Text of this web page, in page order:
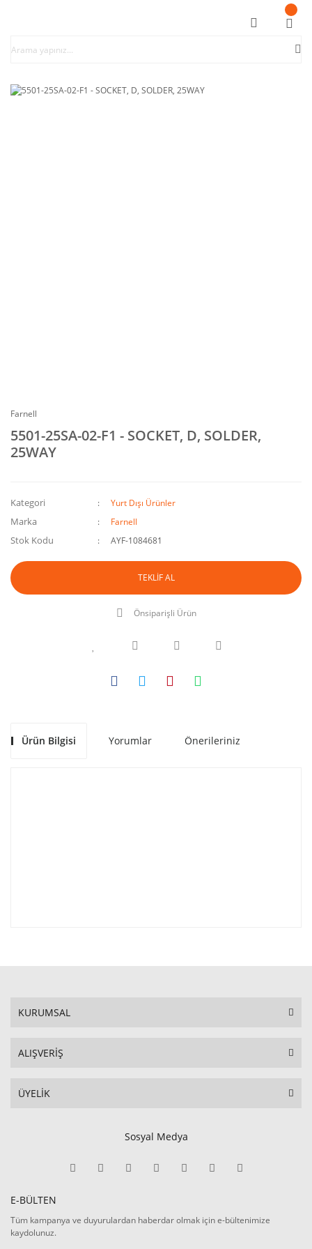
Farnell
5501-25SA-02-F1 - SOCKET, D, SOLDER,
25WAY
Kategori Yurt Dışı Ürünler
Marka Farnell
Stok Kodu AYF-1084681
TEKLİF AL
Önsiparişli Ürün
Ürün Bilgisi Yorumlar Önerileriniz
KURUMSAL
ALIŞVERİŞ
ÜYELİK
Sosyal Medya
E-BÜLTEN
Tüm kampanya ve duyurulardan haberdar olmak için e-bültenimize
kaydolunuz.